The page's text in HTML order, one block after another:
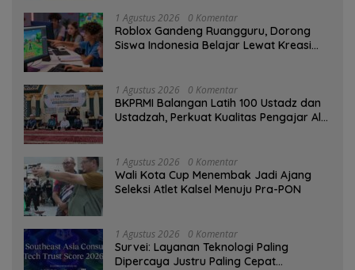
1 Agustus 2026 0 Komentar
Roblox Gandeng Ruangguru, Dorong
Siswa Indonesia Belajar Lewat Kreasi
1 Agustus 2026 0 Komentar
BKPRMI Balangan Latih 100 Ustadz dan
Ustadzah, Perkuat Kualitas Pengajar Al-
1 Agustus 2026 0 Komentar
Wali Kota Cup Menembak Jadi Ajang
Seleksi Atlet Kalsel Menuju Pra-PON
1 Agustus 2026 0 Komentar
Survei: Layanan Teknologi Paling
Dipercaya Justru Paling Cepat